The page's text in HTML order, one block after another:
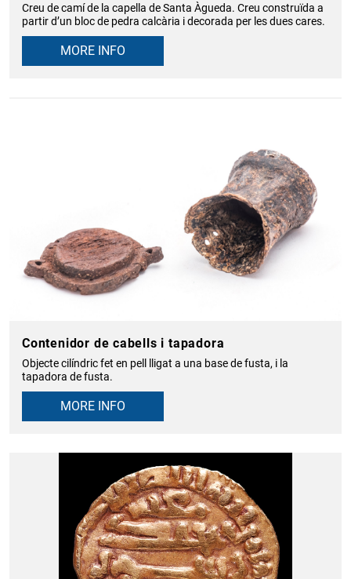
Creu de camí de la capella de Santa Àgueda. Creu construïda a
partir d’un bloc de pedra calcària i decorada per les dues cares.
MORE INFO
Contenidor de cabells i tapadora
Objecte cilíndric fet en pell lligat a una base de fusta, i la
tapadora de fusta.
MORE INFO